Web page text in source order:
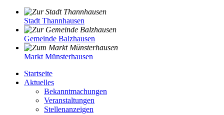
Stadt Thannhausen
Gemeinde Balzhausen
Markt Münsterhausen
Startseite
Aktuelles
Bekanntmachungen
Veranstaltungen
Stellenanzeigen